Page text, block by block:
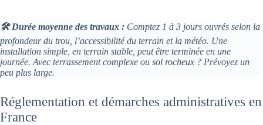
🛠️ Durée moyenne des travaux : Comptez 1 à 3 jours ouvrés selon la
profondeur du trou, l’accessibilité du terrain et la météo. Une
installation simple, en terrain stable, peut être terminée en une
journée. Avec terrassement complexe ou sol rocheux ? Prévoyez un
peu plus large.
Réglementation et démarches administratives en
France